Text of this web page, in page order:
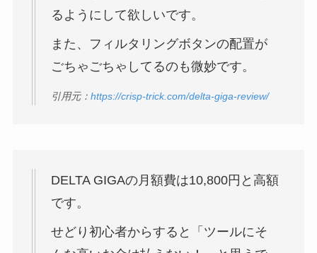
るようにして欲しいです。
また、フィルタリングボタンの配置が
ごちゃごちゃしてるのも微妙です。
引用元： https://crisp-trick.com/delta-giga-review/
DELTA GIGAの月額費は10,800円と高額
です。
せどり初心者からすると「ツールにそ